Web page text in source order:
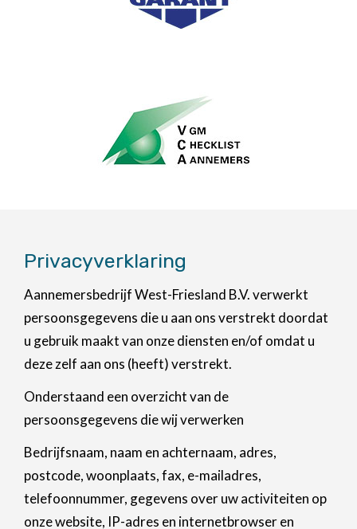
Privacyverklaring
Aannemersbedrijf West-Friesland B.V. verwerkt
persoonsgegevens die u aan ons verstrekt doordat
u gebruik maakt van onze diensten en/of omdat u
deze zelf aan ons (heeft) verstrekt.
Onderstaand een overzicht van de
persoonsgegevens die wij verwerken
Bedrijfsnaam, naam en achternaam, adres,
postcode, woonplaats, fax, e-mailadres,
telefoonnummer, gegevens over uw activiteiten op
onze website, IP-adres en internetbrowser en